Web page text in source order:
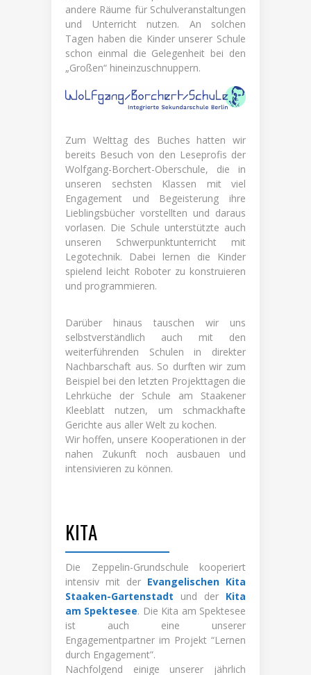
andere Räume für Schulveranstaltungen
und Unterricht nutzen. An solchen
Tagen haben die Kinder unserer Schule
schon einmal die Gelegenheit bei den
„Großen“ hineinzuschnuppern.
Zum Welttag des Buches hatten wir
bereits Besuch von den Leseprofis der
Wolfgang-Borchert-Oberschule, die in
unseren sechsten Klassen mit viel
Engagement und Begeisterung ihre
Lieblingsbücher vorstellten und daraus
vorlasen. Die Schule unterstützte auch
unseren Schwerpunktunterricht mit
Legotechnik. Dabei lernen die Kinder
spielend leicht Roboter zu konstruieren
und programmieren.
Darüber hinaus tauschen wir uns
selbstverständlich auch mit den
weiterführenden Schulen in direkter
Nachbarschaft aus. So durften wir zum
Beispiel bei den letzten Projekttagen die
Lehrküche der Schule am Staakener
Kleeblatt nutzen, um schmackhafte
Gerichte aus aller Welt zu kochen.
Wir hoffen, unsere Kooperationen in der
nahen Zukunft noch ausbauen und
intensivieren zu können.
KITA
Die Zeppelin-Grundschule kooperiert
intensiv mit der Evangelischen Kita
Staaken-Gartenstadt und der Kita
am Spektesee. Die Kita am Spektesee
ist auch eine unserer
Engagementpartner im Projekt “Lernen
durch Engagement”.
Nachfolgend einige unserer jährlich